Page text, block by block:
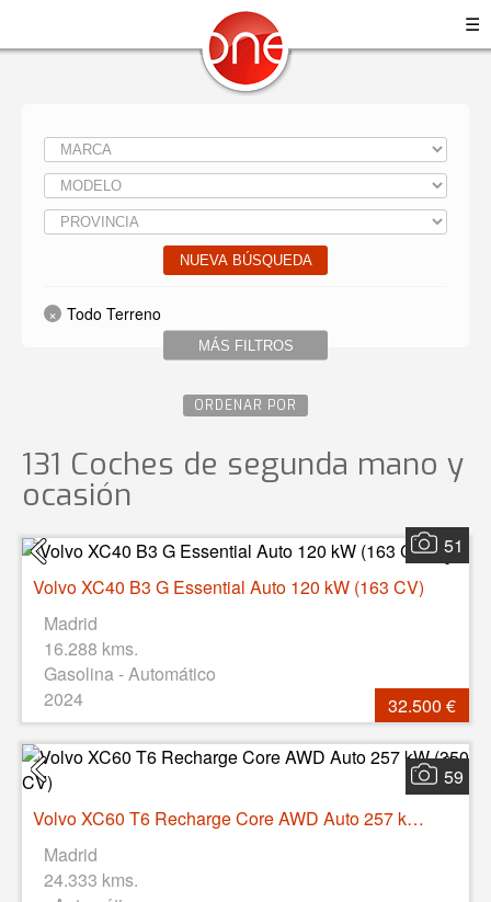
☰
NUEVA BÚSQUEDA
MÁS FILTROS
Todo Terreno
ORDENAR POR
131 Coches de segunda mano y
ocasión
51
Volvo XC40 B3 G Essential Auto 120 kW (163 CV)
Madrid
16.288 kms.
Gasolina - Automático
2024
32.500 €
59
Volvo XC60 T6 Recharge Core AWD Auto 257 kW (350 CV)
Madrid
24.333 kms.